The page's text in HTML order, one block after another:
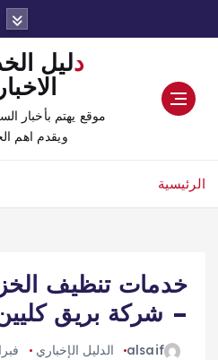
دليل الخدمات
موقع يهتم بأخبار
ويقدم اهم
الرئيسية
خدمات تنظيف
– شركة بريق
alsaif الدليل الإخباري فبراير